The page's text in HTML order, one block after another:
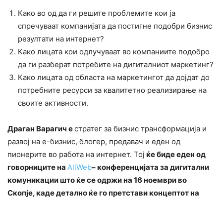
Како во од да ги решите проблемите кои ја
спречуваат компанијата да постигне подобри бизнис
резултати на интернет?
Како лицата кои одлучуваат во компаниите подобро
да ги разберат потребите на дигиталниот маркетинг?
Како лицата од областа на маркетингот да дојдат до
потребните ресурси за квалитетно реализирање на
своите активности.
Драган Варагич eстратег за бизнис трансформација и
развој на е-бизнис, блогер, предавач и еден од
пионерите во работа на интернет. Тој ќе биде еден од
говорниците на AllWeb–конференцијата за дигитални
комуникации што ќе се одржи на 16 ноември во
Скопје, каде детално ќе го претстави концептот на